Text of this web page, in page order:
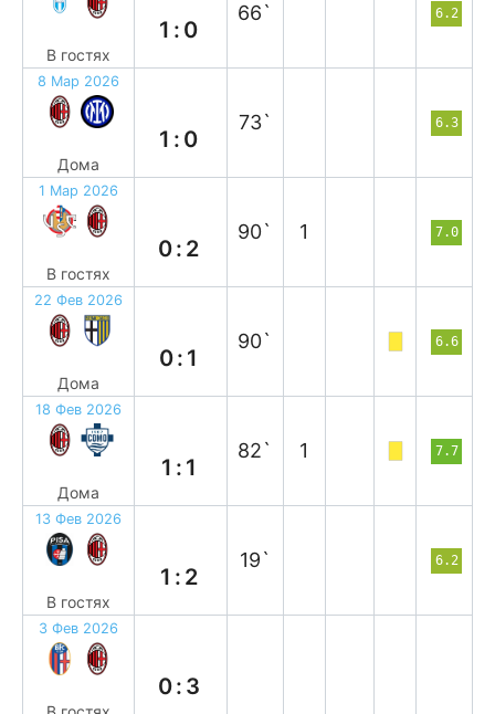
В гостях
1:0
66` 6.2
8 Мар 2026
Дома
1:0
73` 6.3
1 Мар 2026
В гостях
0:2
90` 1 7.0
22 Фев 2026
Дома
0:1
90` 6.6
18 Фев 2026
Дома
1:1
82` 1 7.7
13 Фев 2026
В гостях
1:2
19` 6.2
3 Фев 2026
0:3